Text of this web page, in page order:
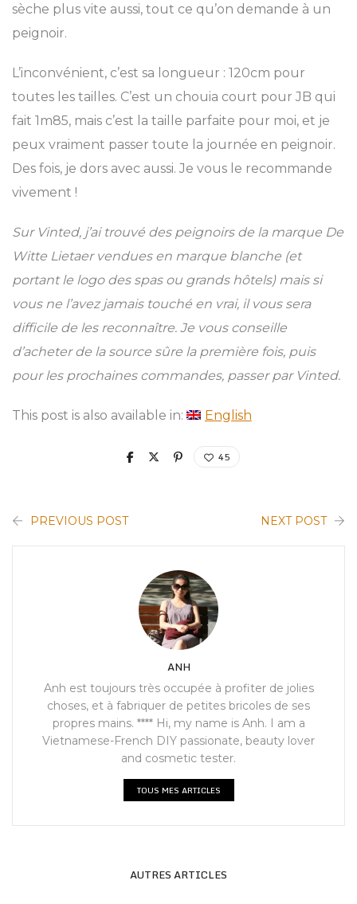
sèche plus vite aussi, tout ce qu’on demande à un
peignoir.
L’inconvénient, c’est sa longueur : 120cm pour
toutes les tailles. C’est un chouia court pour JB qui
fait 1m85, mais c’est la taille parfaite pour moi, et je
peux vraiment passer toute la journée en peignoir.
Des fois, je dors avec aussi. Je vous le recommande
vivement !
Sur Vinted, j’ai trouvé des peignoirs de la marque De
Witte Lietaer vendues en marque blanche (et
portant le logo des spas ou grands hôtels) mais si
vous ne l’avez jamais touché en vrai, il vous sera
difficile de les reconnaître. Je vous conseille
d’acheter de la source sûre la première fois, puis
pour les prochaines commandes, passer par Vinted.
This post is also available in: English
45
PREVIOUS POST NEXT POST
ANH
Anh est toujours très occupée à profiter de jolies
choses, et à fabriquer de petites bricoles de ses
propres mains. **** Hi, my name is Anh. I am a
Vietnamese-French DIY passionate, beauty lover
and cosmetic tester.
TOUS MES ARTICLES
AUTRES ARTICLES